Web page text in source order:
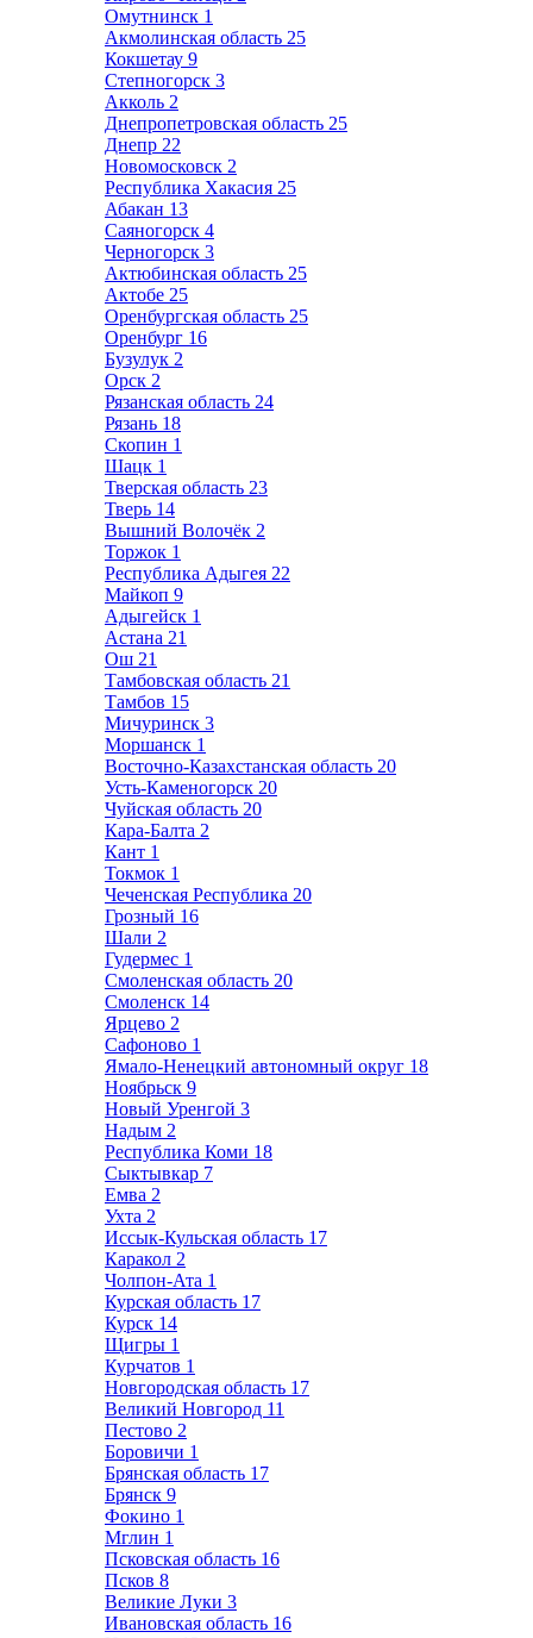
Омутнинск 1
Акмолинская область 25
Кокшетау 9
Степногорск 3
Акколь 2
Днепропетровская область 25
Днепр 22
Новомосковск 2
Республика Хакасия 25
Абакан 13
Саяногорск 4
Черногорск 3
Актюбинская область 25
Актобе 25
Оренбургская область 25
Оренбург 16
Бузулук 2
Орск 2
Рязанская область 24
Рязань 18
Скопин 1
Шацк 1
Тверская область 23
Тверь 14
Вышний Волочёк 2
Торжок 1
Республика Адыгея 22
Майкоп 9
Адыгейск 1
Астана 21
Ош 21
Тамбовская область 21
Тамбов 15
Мичуринск 3
Моршанск 1
Восточно-Казахстанская область 20
Усть-Каменогорск 20
Чуйская область 20
Кара-Балта 2
Кант 1
Токмок 1
Чеченская Республика 20
Грозный 16
Шали 2
Гудермес 1
Смоленская область 20
Смоленск 14
Ярцево 2
Сафоново 1
Ямало-Ненецкий автономный округ 18
Ноябрьск 9
Новый Уренгой 3
Надым 2
Республика Коми 18
Сыктывкар 7
Емва 2
Ухта 2
Иссык-Кульская область 17
Каракол 2
Чолпон-Ата 1
Курская область 17
Курск 14
Щигры 1
Курчатов 1
Новгородская область 17
Великий Новгород 11
Пестово 2
Боровичи 1
Брянская область 17
Брянск 9
Фокино 1
Мглин 1
Псковская область 16
Псков 8
Великие Луки 3
Ивановская область 16